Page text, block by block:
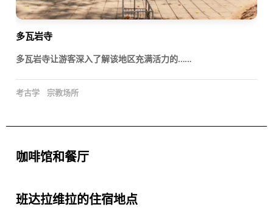
多瓦岩寺
多瓦岩寺让游客深入了解该地区充满活力的……
考古学 宗教场所
咖啡馆和餐厅
班达拉维拉的住宿地点